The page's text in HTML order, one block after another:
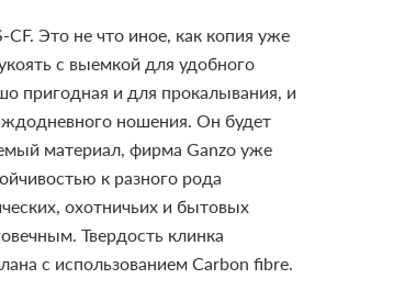
Это не что иное, как копия уже
с выемкой для удобного
пригодная и для прокалывания, и
ношения. Он будет
материал, фирма Ganzo уже
к разного рода
охотничьих и бытовых
Твердость клинка
с использованием Carbon fibre.